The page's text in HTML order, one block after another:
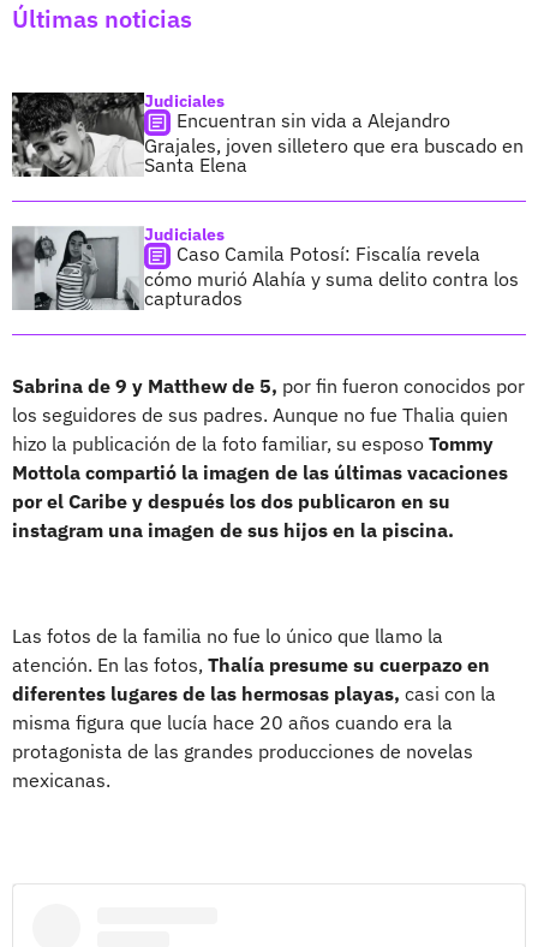
Últimas noticias
Judiciales
Encuentran sin vida a Alejandro
Grajales, joven silletero que era buscado en
Santa Elena
Judiciales
Caso Camila Potosí: Fiscalía revela
cómo murió Alahía y suma delito contra los
capturados
Sabrina de 9 y Matthew de 5, por fin fueron conocidos por
los seguidores de sus padres. Aunque no fue Thalia quien
hizo la publicación de la foto familiar, su esposo Tommy
Mottola compartió la imagen de las últimas vacaciones
por el Caribe y después los dos publicaron en su
instagram una imagen de sus hijos en la piscina.
Las fotos de la familia no fue lo único que llamo la
atención. En las fotos, Thalía presume su cuerpazo en
diferentes lugares de las hermosas playas, casi con la
misma figura que lucía hace 20 años cuando era la
protagonista de las grandes producciones de novelas
mexicanas.